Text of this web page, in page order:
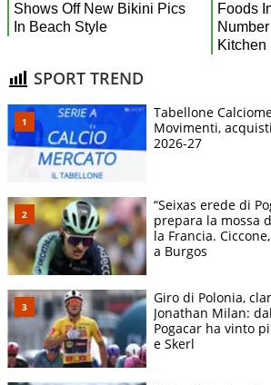
SPORT TREND
Tabellone
Movimenti,
2026-27
“Seixas erede di
prepara la mossa
la Francia.
a Burgos
Giro di Polonia,
Jonathan Milan:
Pogacar ha vinto
e Skerl